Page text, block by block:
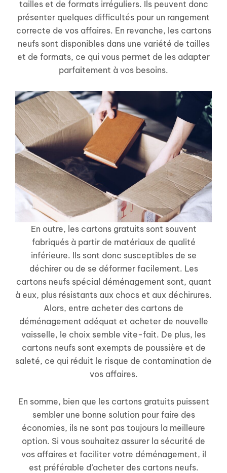
tailles et de formats irréguliers. Ils peuvent donc
présenter quelques difficultés pour un rangement
correcte de vos affaires. En revanche, les cartons
neufs sont disponibles dans une variété de tailles
et de formats, ce qui vous permet de les adapter
parfaitement à vos besoins.
En outre, les cartons gratuits sont souvent
fabriqués à partir de matériaux de qualité
inférieure. Ils sont donc susceptibles de se
déchirer ou de se déformer facilement. Les
cartons neufs spécial déménagement sont, quant
à eux, plus résistants aux chocs et aux déchirures.
Alors, entre acheter des cartons de
déménagement adéquat et acheter de nouvelle
vaisselle, le choix semble vite-fait. De plus, les
cartons neufs sont exempts de poussière et de
saleté, ce qui réduit le risque de contamination de
vos affaires.
En somme, bien que les cartons gratuits puissent
sembler une bonne solution pour faire des
économies, ils ne sont pas toujours la meilleure
option. Si vous souhaitez assurer la sécurité de
vos affaires et faciliter votre déménagement, il
est préférable d’acheter des cartons neufs.